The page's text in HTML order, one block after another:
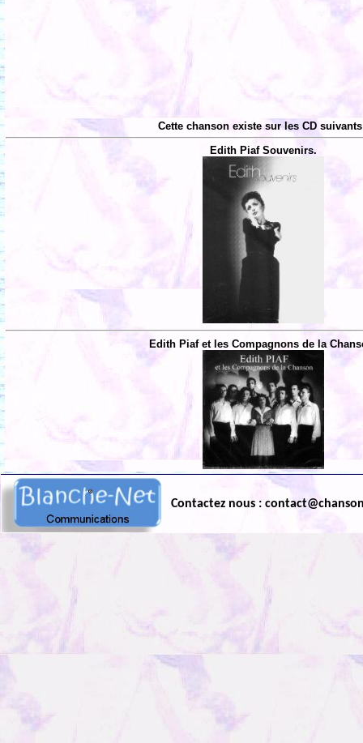
Cette chanson existe sur les CD
Edith Piaf Souvenirs.
Edith Piaf et les Compagnons de la
Contactez nous :